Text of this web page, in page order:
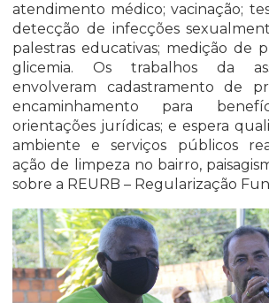
atendimento médico; vacinação;
detecção de infecções
palestras educativas; medição de
glicemia. Os trabalhos da
envolveram cadastramento de
encaminhamento para
orientações jurídicas; e espera
ambiente e serviços públicos
ação de limpeza no bairro,
sobre a REURB – Regularização